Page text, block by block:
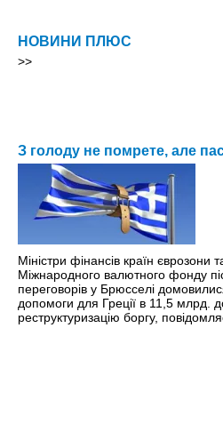
НОВИНИ ПЛЮС
>>
З голоду не помрете, але
Міністри фінансів країн єврозони
Міжнародного валютного фонду
переговорів у Брюсселі
допомоги для Греції в 11,5 млрд.
реструктуризацію боргу,